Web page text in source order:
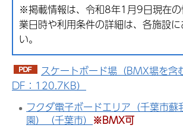
※掲載情報は、令和8年1月9日現在の
業日時や利用条件の詳細は、各施設
い。
スケートボード場（BMX場を含
DF：120.7KB）
フクダ電子ボードエリア（千葉市蘇
園）（千葉市） ※BMX可